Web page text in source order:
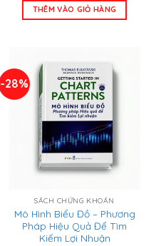
là:
499.000 ₫.
THÊM VÀO GIỎ HÀNG
-28%
SÁCH CHỨNG KHOÁN
Mô Hình Biểu Đồ – Phương
Pháp Hiệu Quả Để Tìm
Kiếm Lợi Nhuận